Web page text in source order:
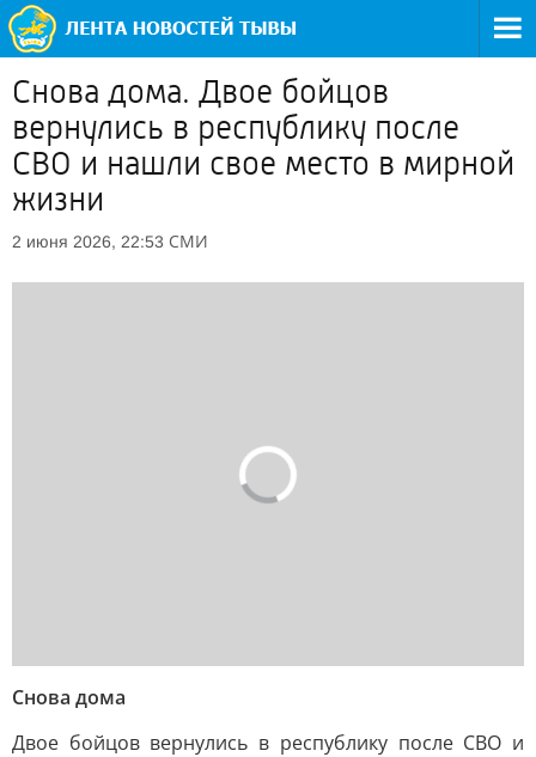
Снова дома. Двое бойцов
вернулись в республику после
СВО и нашли свое место в мирной
жизни
2 июня 2026, 22:53 СМИ
Снова дома
Двое бойцов вернулись в республику после СВО и